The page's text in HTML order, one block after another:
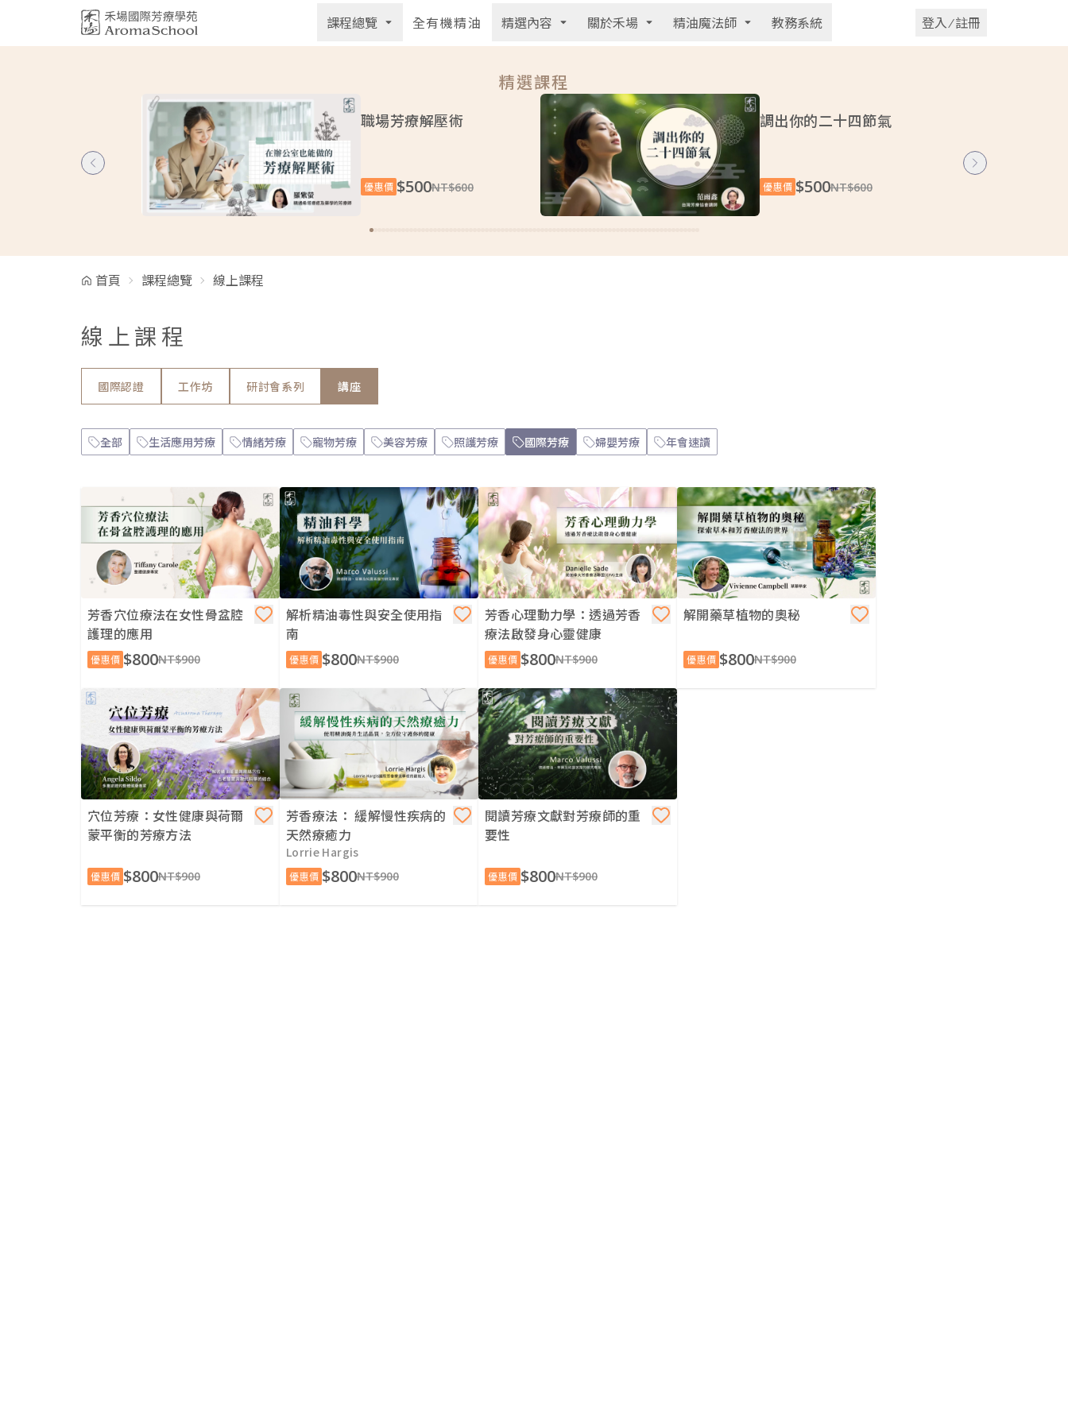
課程總覽 全有機精油 精選內容 關於禾場 精油魔法師 教務系統 登入 ⁄ 註冊
精選課程
職場芳療解壓術
優惠價 $500NT$600
調出你的二十四節氣
優惠價 $500NT$600
首頁 課程總覽 線上課程
線上課程
國際認證 工作坊 研討會系列 講座
全部 生活應用芳療 情緒芳療 寵物芳療 美容芳療 照護芳療 國際芳療 婦嬰芳療 年會速讀
芳香穴位療法在女性骨盆腔
護理的應用
優惠價 $800NT$900
解析精油毒性與安全使用指
南
優惠價 $800NT$900
芳香心理動力學：透過芳香
療法啟發身心靈健康
優惠價 $800NT$900
解開藥草植物的奧秘
優惠價 $800NT$900
穴位芳療：女性健康與荷爾
蒙平衡的芳療方法
優惠價 $800NT$900
芳香療法： 緩解慢性疾病的
天然療癒力
Lorrie Hargis
優惠價 $800NT$900
閱讀芳療文獻對芳療師的重
要性
優惠價 $800NT$900